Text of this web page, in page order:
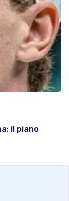
il piano